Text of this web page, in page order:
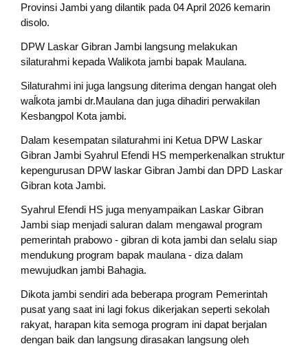
Provinsi Jambi yang dilantik pada 04 April 2026 kemarin
disolo.
DPW Laskar Gibran Jambi langsung melakukan
silaturahmi kepada Walikota jambi bapak Maulana.
Silaturahmi ini juga langsung diterima dengan hangat oleh
waĺkota jambi dr.Maulana dan juga dihadiri perwakilan
Kesbangpol Kota jambi.
Dalam kesempatan silaturahmi ini Ketua DPW Laskar
Gibran Jambi Syahrul Efendi HS memperkenalkan struktur
kepengurusan DPW laskar Gibran Jambi dan DPD Laskar
Gibran kota Jambi.
Syahrul Efendi HS juga menyampaikan Laskar Gibran
Jambi siap menjadi saluran dalam mengawal program
pemerintah prabowo - gibran di kota jambi dan selalu siap
mendukung program bapak maulana - diza dalam
mewujudkan jambi Bahagia.
Dikota jambi sendiri ada beberapa program Pemerintah
pusat yang saat ini lagi fokus dikerjakan seperti sekolah
rakyat, harapan kita semoga program ini dapat berjalan
dengan baik dan langsung dirasakan langsung oleh